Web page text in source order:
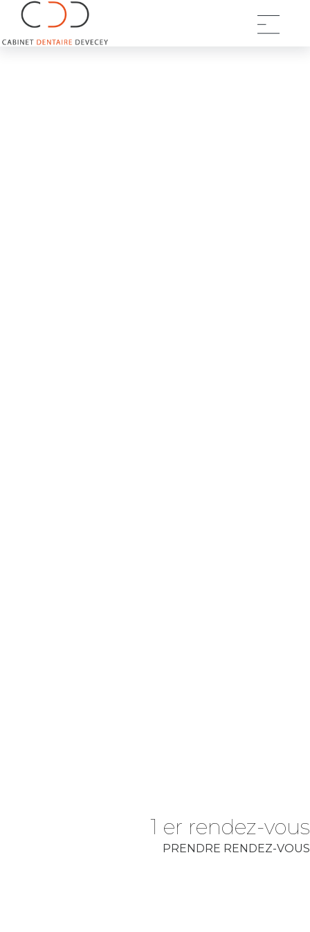
1 er rendez-vous
PRENDRE RENDEZ-VOUS